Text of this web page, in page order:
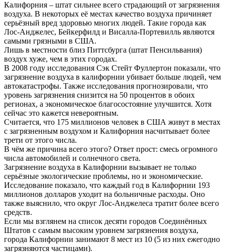
Калифорния – штат сильнее всего страдающий от загрязнения
воздуха. В некоторых её местах качество воздуха причиняет
серьёзный вред здоровью многих людей. Такие города как
Лос-Анджелес, Бейкерфилд и Висалла-Портевилль являются
самыми грязными в США.
Лишь в местности близ Питтсбурга (штат Пенсильвания)
воздух хуже, чем в этих городах.
В 2008 году исследования Сэк Стейт Фуллертон показали, что
загрязнение воздуха в калифорнии убивает больше людей, чем
автокатастрофы. Также исследования прогнозировали, что
уровень загрязнения снизится на 50 процентов в обоих
регионах, а экономическое благосостояние улучшится. Хотя
сейчас это кажется невероятным.
Считается, что 175 миллионов человек в США живут в местах
с загрязненным воздухом и Калифорния насчитывает более
трети от этого числа.
В чём же причина всего этого? Ответ прост: смесь огромного
числа автомобилей и солнечного света.
Загрязнение воздуха в Калифорнии вызывает не только
серьёзные экологические проблемы, но и экономические.
Исследование показало, что каждый год в Калифорнии 193
миллионов долларов уходит на больничные расходы. Оно
также выяснило, что округ Лос-Анджелеса тратит более всего
средств.
Если мы взглянем на список десяти городов Соединённых
Штатов с самым высоким уровнем загрязнения воздуха,
города Калифорнии занимают 8 мест из 10 (5 из них ежегодно
загрязняются частицами).